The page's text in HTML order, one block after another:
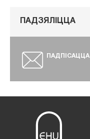
ПАДЗЯЛІЦЦА
ПАДПІСАЦЦА